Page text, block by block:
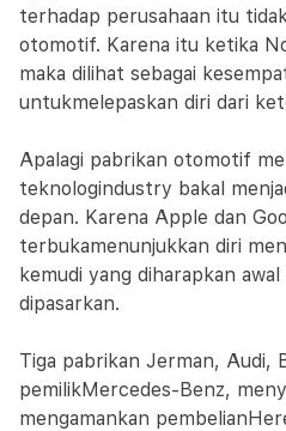
terhadap perusahaan itu
otomotif. Karena itu ketika
maka dilihat sebagai
untukmelepaskan diri dari
Apalagi pabrikan otomotif
teknologindustry bakal
depan. Karena Apple dan
terbukamenunjukkan diri
kemudi yang diharapkan
dipasarkan.
Tiga pabrikan Jerman, Audi,
pemilikMercedes-Benz,
mengamankan